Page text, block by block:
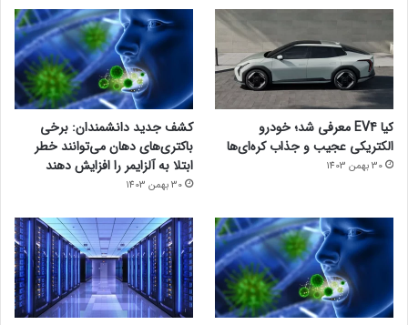
کیا EV4 معرفی شد؛ خودرو
الکتریکی عجیب و جذاب کره‌ای‌ها
30 بهمن 1403
کشف جدید دانشمندان: برخی
باکتری‌های دهان می‌توانند خطر
ابتلا به آلزایمر را افزایش دهند
30 بهمن 1403